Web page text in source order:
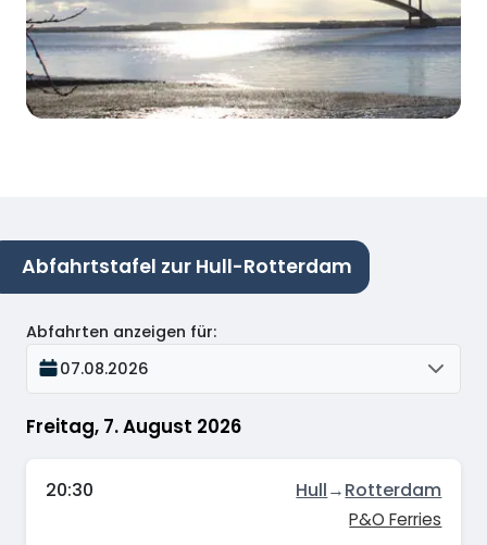
Abfahrtstafel zur Hull-Rotterdam
Freitag, 7. August 2026
Abfahrten anzeigen für:
07.08.2026
20:30 Hull→Rotterdam
P&O Ferries